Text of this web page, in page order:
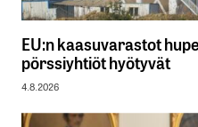
EU:n kaasuvarastot
pörssiyhtiöt hyötyvät
4.8.2026